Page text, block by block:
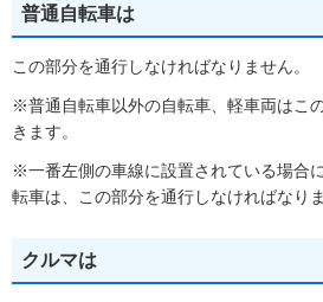
普通自転車は
この部分を通行しなければなりません。
※普通自転車以外の自転車、軽車両はこ
きます。
※一番左側の車線に設置されている場合
転車は、この部分を通行しなければなりま
クルマは